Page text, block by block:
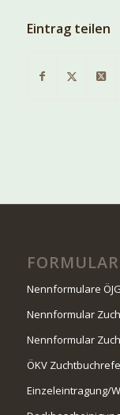
Eintrag teilen
Nennformulare
Nennformular
Nennformular
ÖKV
Einzeleintragung/